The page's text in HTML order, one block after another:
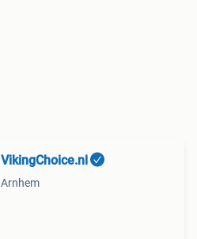
VikingChoice.nl
Arnhem